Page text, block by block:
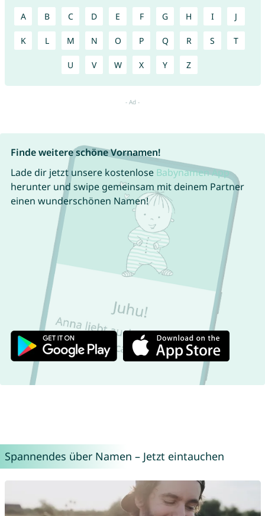
A B C D E F G H I J
K L M N O P Q R S T
U V W X Y Z
Finde weitere schöne Vornamen!
Lade dir jetzt unsere kostenlose Babynamen App
herunter und swipe gemeinsam mit deinem Partner
einen wunderschönen Namen!
Spannendes über Namen – Jetzt eintauchen